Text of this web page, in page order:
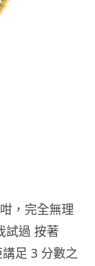
，完全無理
試過 按著
足 3 分數之